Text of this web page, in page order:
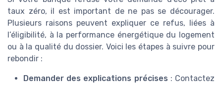
taux zéro, il est important de ne pas se décourager.
Plusieurs raisons peuvent expliquer ce refus, liées à
l’éligibilité, à la performance énergétique du logement
ou à la qualité du dossier. Voici les étapes à suivre pour
rebondir :
Demander des explications précises : Contactez